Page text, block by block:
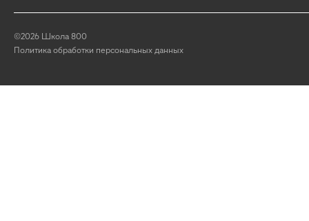
©2026 Школа 800
Политика обработки персональных данных